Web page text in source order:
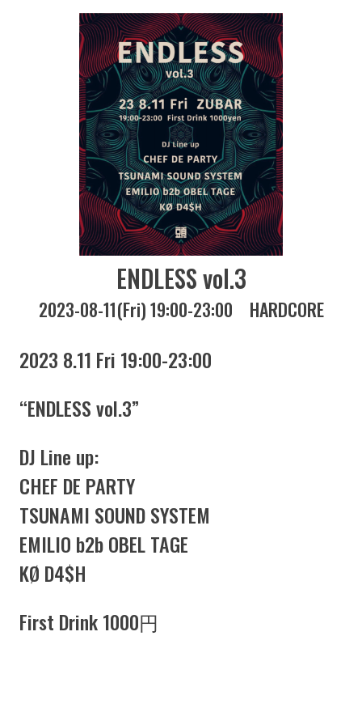
ENDLESS vol.3
2023-08-11(Fri) 19:00-23:00 HARDCORE
2023 8.11 Fri 19:00-23:00
“ENDLESS vol.3”
DJ Line up:
CHEF DE PARTY
TSUNAMI SOUND SYSTEM
EMILIO b2b OBEL TAGE
KØ D4$H
First Drink 1000円